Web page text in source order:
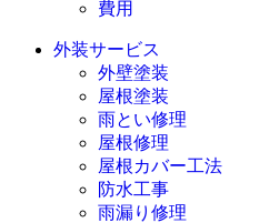
費用
外装サービス
外壁塗装
屋根塗装
雨とい修理
屋根修理
屋根カバー工法
防水工事
雨漏り修理